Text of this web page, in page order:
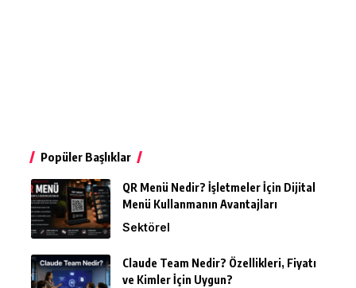
Popüler Başlıklar
QR Menü Nedir? İşletmeler İçin Dijital
Menü Kullanmanın Avantajları
Sektörel
Claude Team Nedir? Özellikleri, Fiyatı
ve Kimler İçin Uygun?